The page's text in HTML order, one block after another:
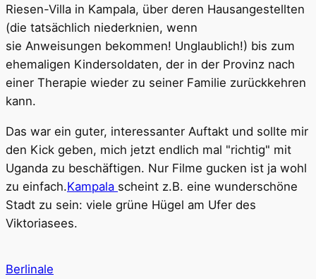
Riesen-Villa in Kampala, über deren Hausangestellten
(die tatsächlich niederknien, wenn
sie Anweisungen bekommen! Unglaublich!) bis zum
ehemaligen Kindersoldaten, der in der Provinz nach
einer Therapie wieder zu seiner Familie zurückkehren
kann.
Das war ein guter, interessanter Auftakt und sollte mir
den Kick geben, mich jetzt endlich mal "richtig" mit
Uganda zu beschäftigen. Nur Filme gucken ist ja wohl
zu einfach.Kampala scheint z.B. eine wunderschöne
Stadt zu sein: viele grüne Hügel am Ufer des
Viktoriasees.
Berlinale